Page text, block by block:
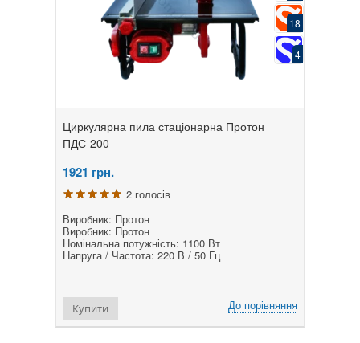
18
4
Циркулярна пила стаціонарна Протон
ПДС-200
1921 грн.
2 голосів
Виробник: Протон
Виробник: Протон
Номінальна потужність: 1100 Вт
Напруга / Частота: 220 В / 50 Гц
До порівняння
Купити